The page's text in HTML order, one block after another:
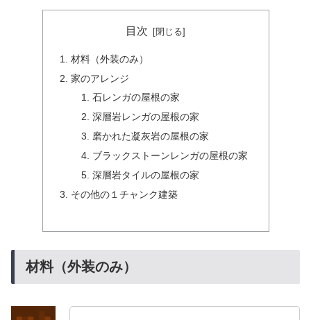
目次
材料（外装のみ）
家のアレンジ
石レンガの屋根の家
深層岩レンガの屋根の家
磨かれた凝灰岩の屋根の家
ブラックストーンレンガの屋根の家
深層岩タイルの屋根の家
その他の１チャンク建築
材料（外装のみ）